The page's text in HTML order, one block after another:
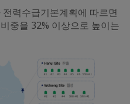
력수급기본계획에 따르면
중을 32% 이상으로 높이는